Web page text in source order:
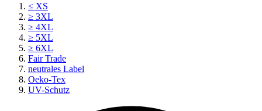
≤ XS
≥ 3XL
≥ 4XL
≥ 5XL
≥ 6XL
Fair Trade
neutrales Label
Oeko-Tex
UV-Schutz